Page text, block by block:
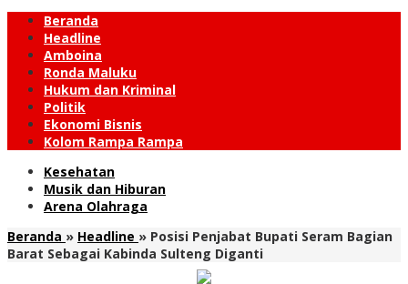
Beranda
Headline
Amboina
Ronda Maluku
Hukum dan Kriminal
Politik
Ekonomi Bisnis
Kolom Rampa Rampa
Kesehatan
Musik dan Hiburan
Arena Olahraga
Beranda » Headline » Posisi Penjabat Bupati Seram Bagian
Barat Sebagai Kabinda Sulteng Diganti